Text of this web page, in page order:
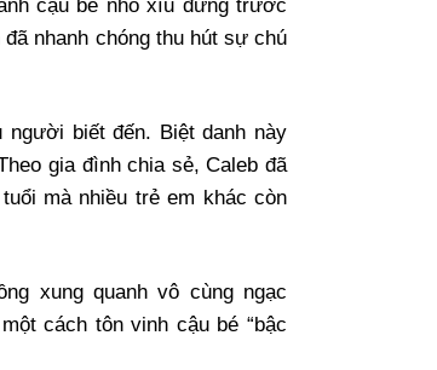
cậu bé nhỏ xíu đứng trước
nhanh chóng thu hút sự chú
người biết đến. Biệt danh này
gia đình chia sẻ, Caleb đã
mà nhiều trẻ em khác còn
xung quanh vô cùng ngạc
cách tôn vinh cậu bé “bậc